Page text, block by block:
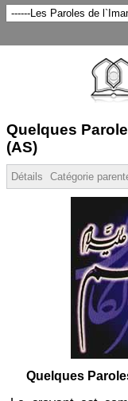
Quelques
(AS)
Détails Catégorie
Quelques